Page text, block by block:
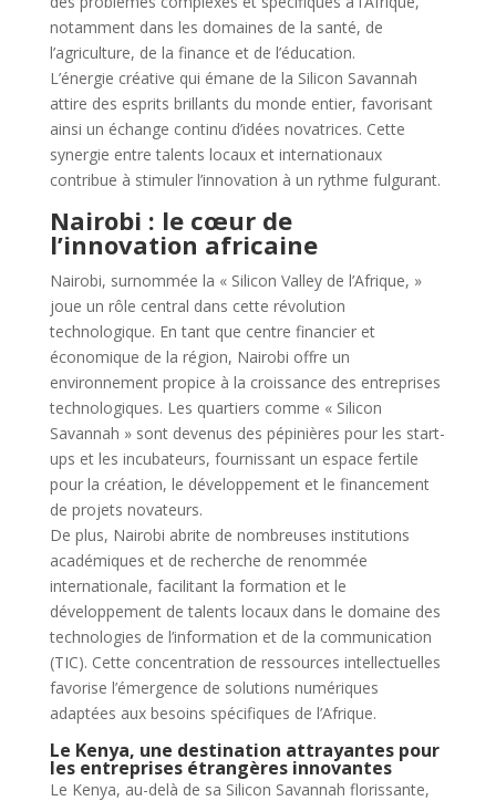
notamment dans les domaines de la santé, de
l’agriculture, de la finance et de l’éducation.
L’énergie créative qui émane de la Silicon Savannah
attire des esprits brillants du monde entier, favorisant
ainsi un échange continu d’idées novatrices. Cette
synergie entre talents locaux et internationaux
contribue à stimuler l’innovation à un rythme fulgurant.
Nairobi : le cœur de
l’innovation africaine
Nairobi, surnommée la « Silicon Valley de l’Afrique, »
joue un rôle central dans cette révolution
technologique. En tant que centre financier et
économique de la région, Nairobi offre un
environnement propice à la croissance des entreprises
technologiques. Les quartiers comme « Silicon
Savannah » sont devenus des pépinières pour les start-
ups et les incubateurs, fournissant un espace fertile
pour la création, le développement et le financement
de projets novateurs.
De plus, Nairobi abrite de nombreuses institutions
académiques et de recherche de renommée
internationale, facilitant la formation et le
développement de talents locaux dans le domaine des
technologies de l’information et de la communication
(TIC). Cette concentration de ressources intellectuelles
favorise l’émergence de solutions numériques
adaptées aux besoins spécifiques de l’Afrique.
Le Kenya, une destination attrayantes pour
les entreprises étrangères innovantes
Le Kenya, au-delà de sa Silicon Savannah florissante,